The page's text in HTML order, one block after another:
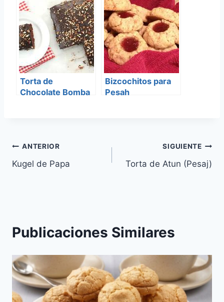
Torta de
Chocolate Bomba
Bizcochitos para
Pesah
Navegación
de
ANTERIOR
Kugel de Papa
SIGUIENTE
Torta de Atun (Pesaj)
Publicaciones Similares